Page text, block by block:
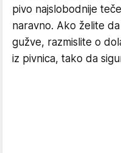
pivo najslobodnije
naravno. Ako želite
gužve, razmislite o
iz pivnica, tako da